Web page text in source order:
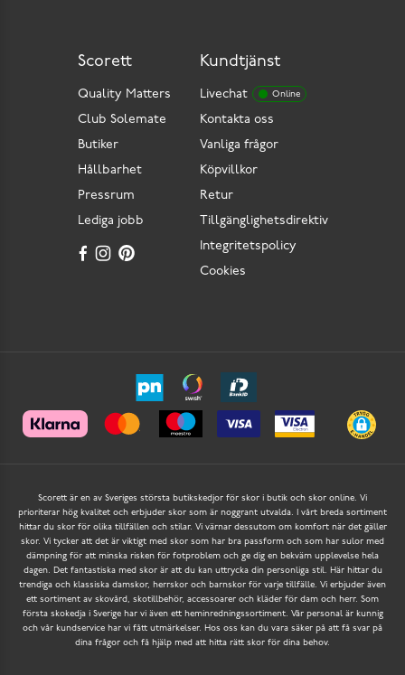
Kundtjänst
Livechat Online
Kontakta oss
Vanliga frågor
Köpvillkor
Retur
Tillgänglighetsdirektiv
Integritetspolicy
Cookies
Scorett
Quality Matters
Club Solemate
Butiker
Hållbarhet
Pressrum
Lediga jobb
Scorett är en av Sveriges största butikskedjor för skor i butik och skor online. Vi
prioriterar hög kvalitet och erbjuder skor som är noggrant utvalda. I vårt breda sortiment
hittar du skor för olika tillfällen och stilar. Vi värnar dessutom om komfort när det gäller
skor. Vi tycker att det är viktigt med skor som har bra passform och som har sulor med
dämpning för att minska risken för fotproblem och ge dig en bekväm upplevelse hela
dagen. Det fantastiska med skor är att du kan uttrycka din personliga stil. Här hittar du
trendiga och klassiska damskor, herrskor och barnskor för varje tillfälle. Vi erbjuder även
ett sortiment av skovård, skotillbehör, accessoarer och kläder för dam och herr. Som
första skokedja i Sverige har vi även ett heminredningssortiment. Vår personal är kunnig
och vår kundservice har vi fått utmärkelser. Hos oss kan du vara säker på att få svar på
dina frågor och få hjälp med att hitta rätt skor för dina behov.